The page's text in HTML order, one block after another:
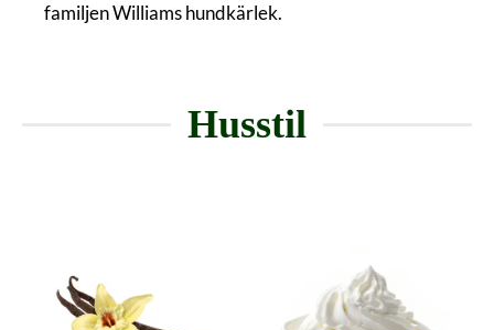
familjen Williams hundkärlek.
Husstil